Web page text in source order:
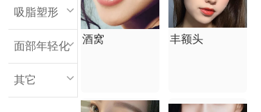
吸脂塑形
面部年轻化
其它
酒窝 丰额头